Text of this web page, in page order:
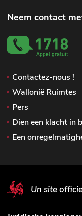
Neem contact
Contactez-nous !
Wallonië Ruimtes
Pers
Dien een klacht in
Een
Un site